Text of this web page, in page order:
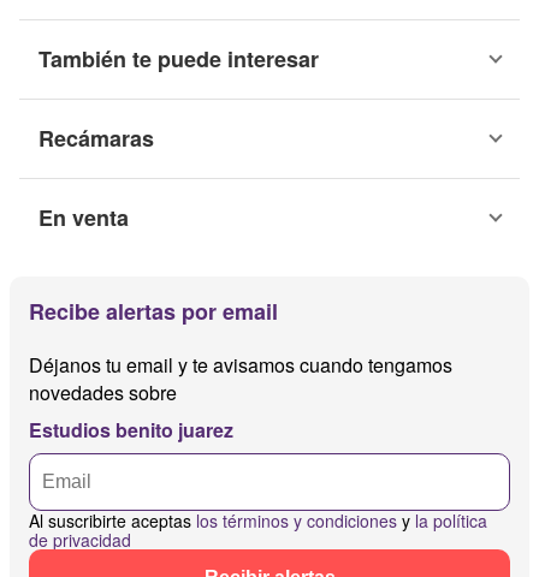
También te puede interesar
Recámaras
En venta
Recibe alertas por email
Déjanos tu email y te avisamos cuando tengamos
novedades sobre
Estudios benito juarez
Al suscribirte aceptas los términos y condiciones y la política
de privacidad